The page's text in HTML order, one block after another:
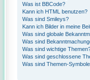
Was ist BBCode?
Kann ich HTML benutzen?
Was sind Smileys?
Kann ich Bilder in meine
Was sind globale
Was sind
Was sind wichtige
Was sind geschlossene
Was sind Themen-